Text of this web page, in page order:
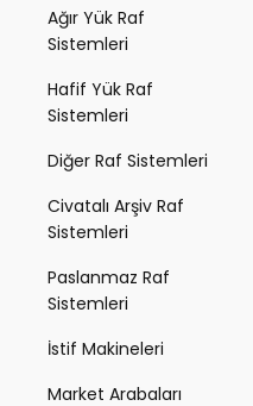
Ağır Yük Raf
Sistemleri
Hafif Yük Raf
Sistemleri
Diğer Raf Sistemleri
Civatalı Arşiv Raf
Sistemleri
Paslanmaz Raf
Sistemleri
İstif Makineleri
Market Arabaları